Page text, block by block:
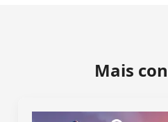
Mais